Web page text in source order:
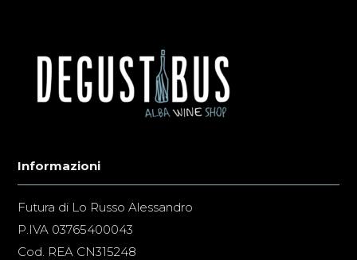
Informazioni
Futura di Lo Russo Alessandro
P.IVA 03765400043
Cod. REA CN315248